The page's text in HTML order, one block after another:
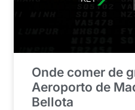
Onde comer de
Aeroporto de
Bellota